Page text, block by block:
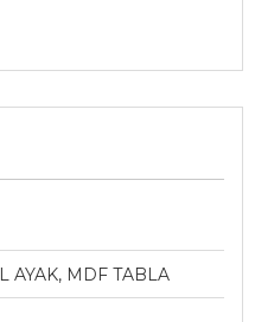
AYAK, MDF TABLA